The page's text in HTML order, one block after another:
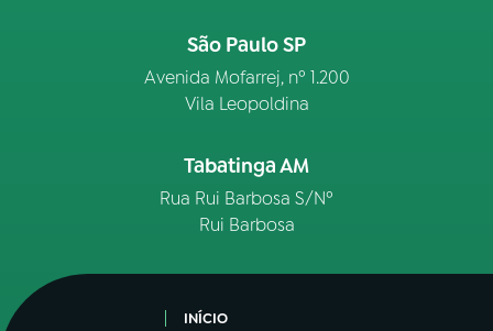
São Paulo SP
Avenida Mofarrej, nº 1.200
Vila Leopoldina
Tabatinga AM
Rua Rui Barbosa S/Nº
Rui Barbosa
INÍCIO